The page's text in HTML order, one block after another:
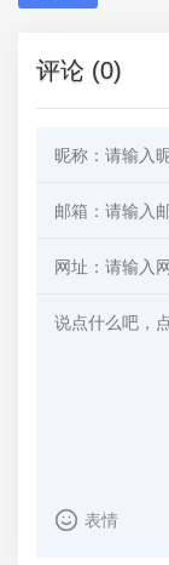
评论 (0)
表情